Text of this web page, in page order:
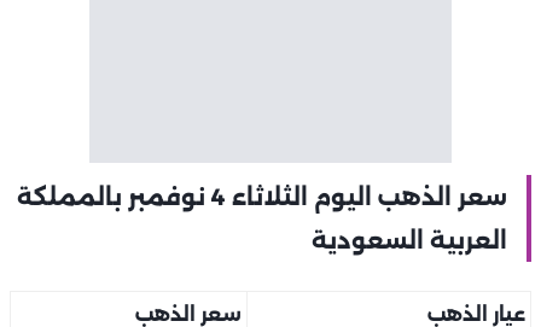
سعر الذهب اليوم الثلاثاء 4 نوفمبر بالمملكة
العربية السعودية
عيار الذهب سعر الذهب